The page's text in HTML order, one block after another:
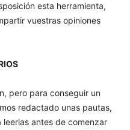
esta herramienta,
vuestras opiniones
pero para conseguir un
redactado unas pautas,
antes de comenzar